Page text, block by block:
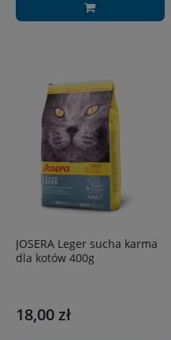
JOSERA Leger sucha karma
dla kotów 400g
18,00 zł